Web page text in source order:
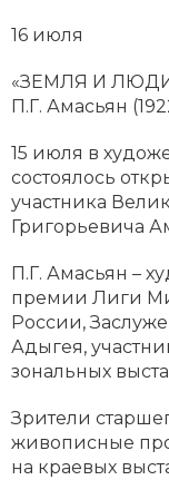
16 июля
«ЗЕМЛЯ И
П.Г. Амасьян
15 июля в
состоялось
участника
Григорьевича
П.Г. Амасьян –
премии Лиги
России,
Адыгея,
зональных
Зрители
живописные
на краевых